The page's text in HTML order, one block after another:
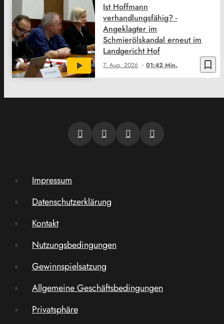
bookmark_border
7. Aug. 2026 01:42 Min.
Ist Hoffmann
verhandlungsfähig? -
Angeklagter im
Schmierölskandal erneut im
Landgericht Hof
Impressum
Datenschutzerklärung
Kontakt
Nutzungsbedingungen
Gewinnspielsatzung
Allgemeine Geschäftsbedingungen
Privatsphäre